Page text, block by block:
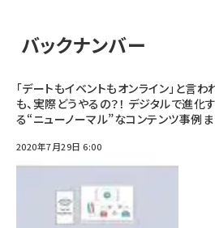
バックナンバー
「デートもイベントもオンライン」と言わ
も、実際どうやるの？！ デジタルで進化す
る“ニューノーマル”なコンテンツ事例
2020年7月29日 6:00